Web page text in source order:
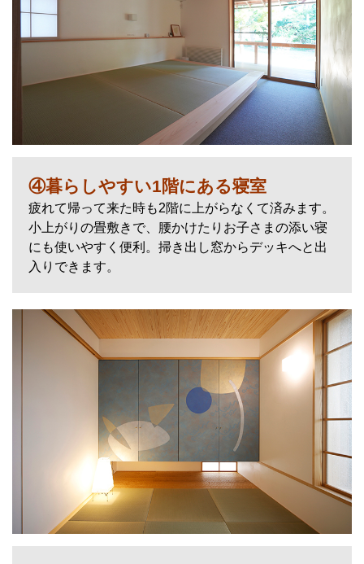
④暮らしやすい1階にある寝室
疲れて帰って来た時も2階に上がらなくて済みます。
小上がりの畳敷きで、腰かけたりお子さまの添い寝
にも使いやすく便利。掃き出し窓からデッキへと出
入りできます。